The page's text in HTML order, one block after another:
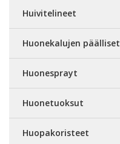
Huivitelineet
Huonekalujen päälliset
Huonesprayt
Huonetuoksut
Huopakoristeet